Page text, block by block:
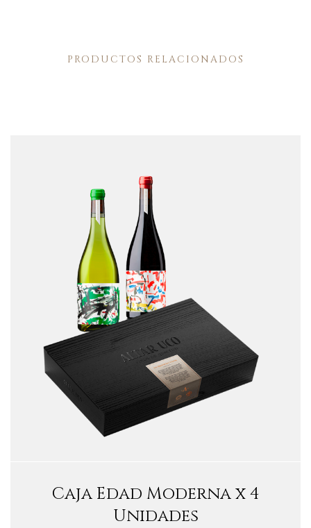
PRODUCTOS RELACIONADOS
Caja Edad Moderna x 4
Unidades